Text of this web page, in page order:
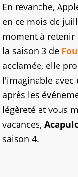
En revanche,
en ce mois de
moment à retenir
la saison 3 de
acclamée, elle
l'imaginable avec
après les
légèreté et vous
vacances,
saison 4.